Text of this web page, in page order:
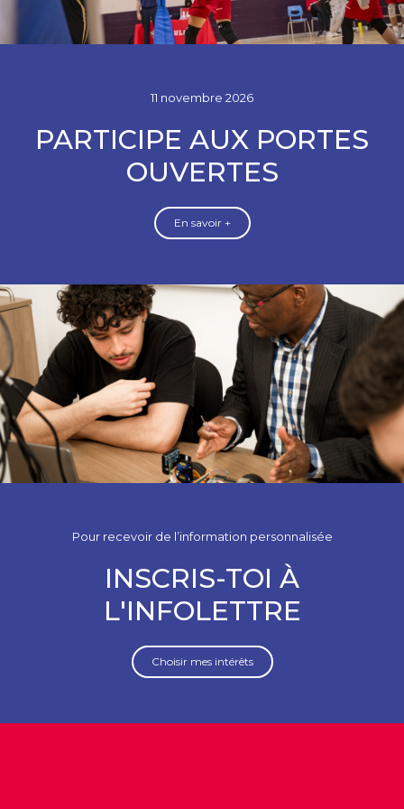
11 novembre 2026
PARTICIPE AUX PORTES
OUVERTES
En savoir +
Pour recevoir de l’information personnalisée
INSCRIS-TOI À
L'INFOLETTRE
Choisir mes intérêts